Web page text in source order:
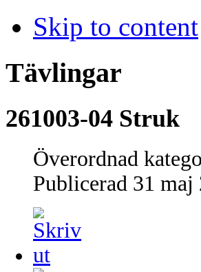
Skip to content
Tävlingar
261003-04 Struk
Överordnad
Publicerad 31 maj